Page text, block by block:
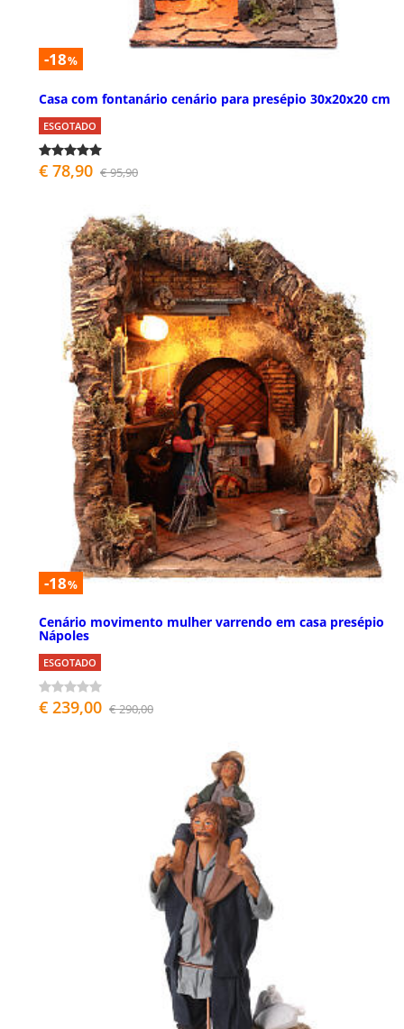
-18%
Casa com fontanário cenário para presépio 30x20x20 cm
ESGOTADO
€ 78,90 € 95,90
-18%
Cenário movimento mulher varrendo em casa presépio
Nápoles
ESGOTADO
€ 239,00 € 290,00